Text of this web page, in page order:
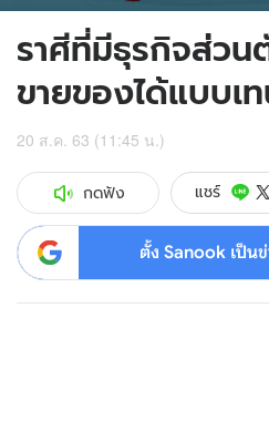
ราศีที่มีธุรกิจส่วน
ขายของได้แบบเท
20 ส.ค. 63 (11:45 น.)
กดฟัง แชร์
ตั้ง Sanook เป็น